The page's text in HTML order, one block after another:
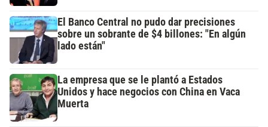
El Banco Central no pudo dar precisiones
sobre un sobrante de $4 billones: "En algún
lado están"
La empresa que se le plantó a Estados
Unidos y hace negocios con China en Vaca
Muerta